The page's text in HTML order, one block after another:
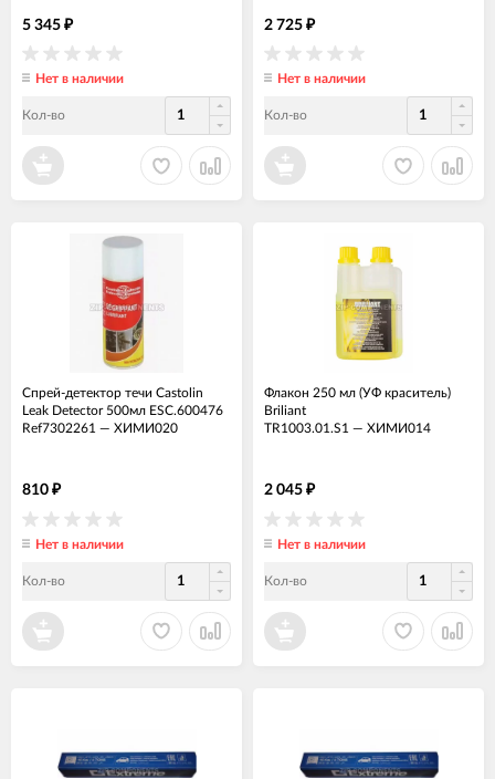
5 345 ₽
Нет в наличии
Кол-во
2 725 ₽
Нет в наличии
Кол-во
Спрей-детектор течи Castolin
Leak Detector 500мл ESC.600476
Ref7302261 — ХИМИ020
810 ₽
Нет в наличии
Кол-во
Флакон 250 мл (УФ краситель)
Briliant
TR1003.01.S1 — ХИМИ014
2 045 ₽
Нет в наличии
Кол-во